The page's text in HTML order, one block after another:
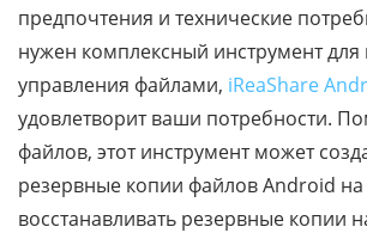
предпочтения и технические
нужен комплексный инструмент для
управления файлами, iReaShare
удовлетворит ваши потребности.
файлов, этот инструмент может
резервные копии файлов Android
восстанавливать резервные копии